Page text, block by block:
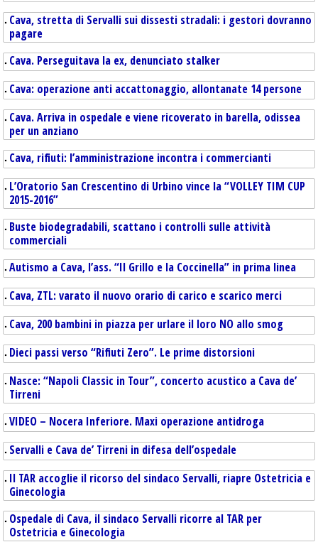
Cava, stretta di Servalli sui dissesti stradali: i gestori dovranno
pagare
Cava. Perseguitava la ex, denunciato stalker
Cava: operazione anti accattonaggio, allontanate 14 persone
Cava. Arriva in ospedale e viene ricoverato in barella, odissea
per un anziano
Cava, rifiuti: l’amministrazione incontra i commercianti
L’Oratorio San Crescentino di Urbino vince la “VOLLEY TIM CUP
2015-2016”
Buste biodegradabili, scattano i controlli sulle attività
commerciali
Autismo a Cava, l’ass. “Il Grillo e la Coccinella” in prima linea
Cava, ZTL: varato il nuovo orario di carico e scarico merci
Cava, 200 bambini in piazza per urlare il loro NO allo smog
Dieci passi verso “Rifiuti Zero”. Le prime distorsioni
Nasce: “Napoli Classic in Tour”, concerto acustico a Cava de’
Tirreni
VIDEO – Nocera Inferiore. Maxi operazione antidroga
Servalli e Cava de’ Tirreni in difesa dell’ospedale
Il TAR accoglie il ricorso del sindaco Servalli, riapre Ostetricia e
Ginecologia
Ospedale di Cava, il sindaco Servalli ricorre al TAR per
Ostetricia e Ginecologia